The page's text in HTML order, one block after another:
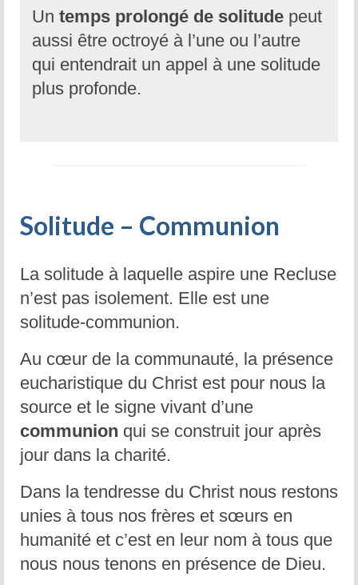
Un temps prolongé de solitude peut
aussi être octroyé à l’une ou l’autre
qui entendrait un appel à une solitude
plus profonde.
Solitude – Communion
La solitude à laquelle aspire une Recluse
n’est pas isolement. Elle est une
solitude-communion.
Au cœur de la communauté, la présence
eucharistique du Christ est pour nous la
source et le signe vivant d’une
communion qui se construit jour après
jour dans la charité.
Dans la tendresse du Christ nous restons
unies à tous nos frères et sœurs en
humanité et c’est en leur nom à tous que
nous nous tenons en présence de Dieu.